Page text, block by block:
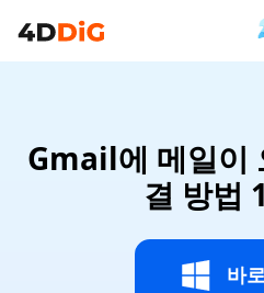
Gmail에 메일이
결 방법
바